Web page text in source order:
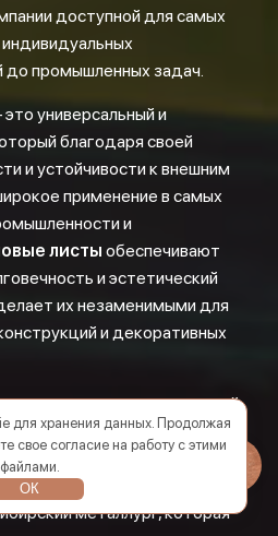
доступной для самых
до промышленных задач.
универсальный и
благодаря своей
и устойчивости к внешним
применение в самых
и
листы обеспечивают
и эстетический
их незаменимыми для
и декоративных
предлагает широкий
оргстекла, доступных как
Независимо от масштаба
быть уверены в высоком
металлург, которая
для хранения данных. Продолжая
свое согласие на работу с этими
файлами.
ОК